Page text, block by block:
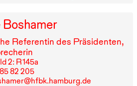
Boshamer
Referentin des Präsidenten,
2: R⁠ ⁠145a
⁠82⁠ ⁠205